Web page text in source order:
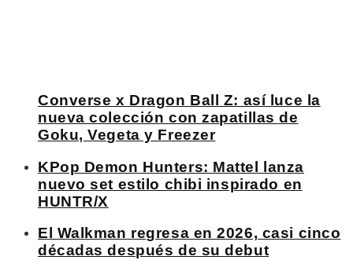
Converse x Dragon Ball Z: así luce la
nueva colección con zapatillas de
Goku, Vegeta y Freezer
KPop Demon Hunters: Mattel lanza
nuevo set estilo chibi inspirado en
HUNTR/X
El Walkman regresa en 2026, casi cinco
décadas después de su debut